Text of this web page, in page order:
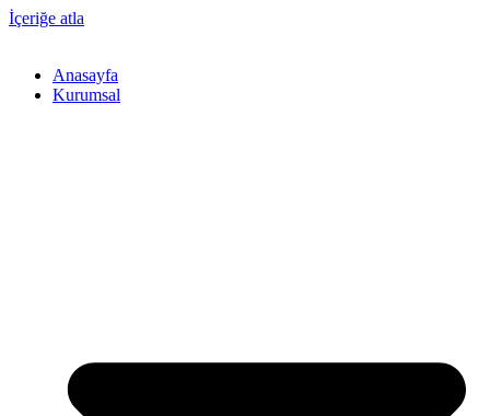
İçeriğe atla
Anasayfa
Kurumsal